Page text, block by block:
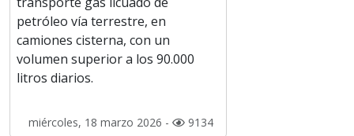
petróleo vía terrestre, en
camiones cisterna, con un
volumen superior a los 90.000
litros diarios.
miércoles, 18 marzo 2026 - 9134